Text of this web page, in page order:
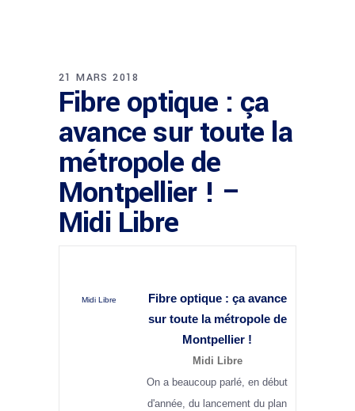
21 MARS 2018
Fibre optique : ça
avance sur toute la
métropole de
Montpellier ! –
Midi Libre
Midi Libre Fibre optique: ça avance
sur toute la métropole de
Montpellier !
Midi Libre
On a beaucoup parlé, en début
d'année, du lancement du plan